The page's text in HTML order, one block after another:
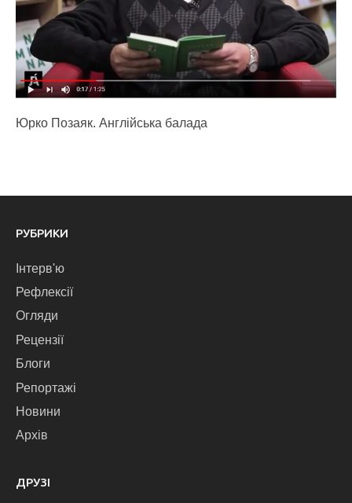
Юрко Позаяк. Англійська балада
РУБРИКИ
Інтерв'ю
Рефлексії
Огляди
Рецензії
Блоги
Репортажі
Новини
Архів
ДРУЗІ